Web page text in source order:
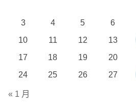
3
4 5 6
10
11 12 13
17
18 19 20
24
25 26 27
« 1 月